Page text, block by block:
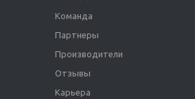
Команда
Партнеры
Производители
Отзывы
Карьера